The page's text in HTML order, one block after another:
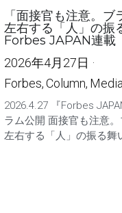
「面接官も注意。ブ
左右する「人」の振
Forbes JAPAN連載
2026年4月27日 ·
Forbes, Column,
2026.4.27 『Forbes
ラム公開 面接官も注意
左右する「人」の振る舞